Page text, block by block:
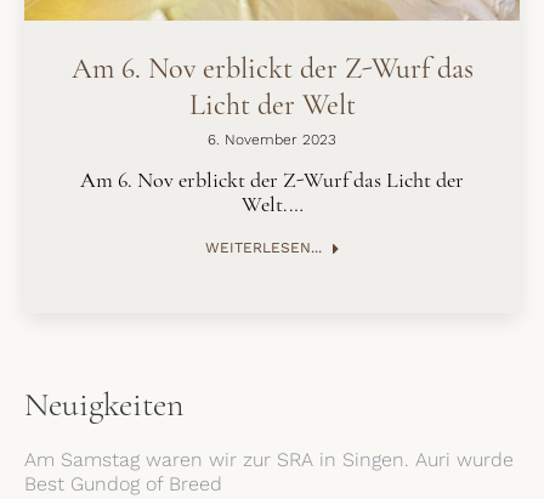
Am 6. Nov erblickt der Z-Wurf das
Licht der Welt
6. November 2023
Am 6. Nov erblickt der Z-Wurf das Licht der
Welt.…
WEITERLESEN...
Neuigkeiten
Am Samstag waren wir zur SRA in Singen. Auri wurde
Best Gundog of Breed